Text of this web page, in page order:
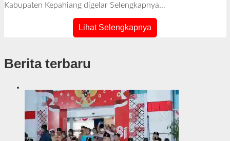
h
e
d
Kabupaten Kepahiang digelar Selengkapnya…
Lihat Selengkapnya
Berita terbaru